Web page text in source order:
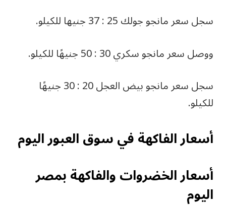
سجل سعر مانجو جولك 25 : 37 جنيها للكيلو.
ووصل سعر مانجو سكري 30 : 50 جنيهًا للكيلو.
سجل سعر مانجو بيض العجل 20 : 30 جنيهًا
للكيلو.
أسعار الفاكهة في سوق العبور اليوم
أسعار الخضروات والفاكهة بمصر
اليوم